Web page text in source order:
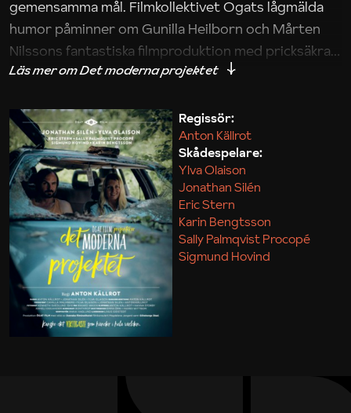
gemensamma mål. Filmkollektivet Ögats lågmälda
humor påminner om Gunilla Heilborn och Mårten
Nilssons fantastiska filmproduktion med pricksäkra
iakttagelser om hur svårt det kan vara att omsätta
Maja Kekonius
Regissör:
Anton Källrot
Skådespelare:
Ylva Olaison
Jonathan Silén
Eric Stern
Karin Bengtsson
Sally Palmqvist Procopé
Sigmund Hovind